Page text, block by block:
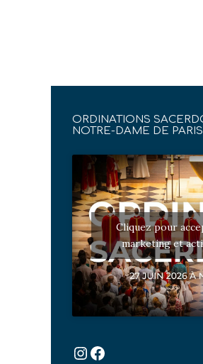
ORDINATIONS
NOTRE-DAME DE PARIS
Cliquez pour
marketing et
Instagram
Facebook